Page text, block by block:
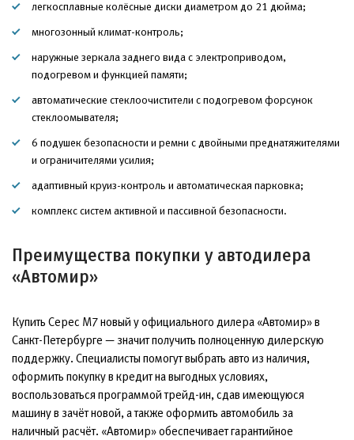
легкосплавные колёсные диски диаметром до 21 дюйма;
многозонный климат-контроль;
наружные зеркала заднего вида с электроприводом,
подогревом и функцией памяти;
автоматические стеклоочистители с подогревом форсунок
стеклоомывателя;
6 подушек безопасности и ремни с двойными преднатяжителями
и ограничителями усилия;
адаптивный круиз-контроль и автоматическая парковка;
комплекс систем активной и пассивной безопасности.
Преимущества покупки у автодилера
«Автомир»
Купить Серес М7 новый у официального дилера «Автомир» в
Санкт-Петербурге — значит получить полноценную дилерскую
поддержку. Специалисты помогут выбрать авто из наличия,
оформить покупку в кредит на выгодных условиях,
воспользоваться программой трейд-ин, сдав имеющуюся
машину в зачёт новой, а также оформить автомобиль за
наличный расчёт. «Автомир» обеспечивает гарантийное